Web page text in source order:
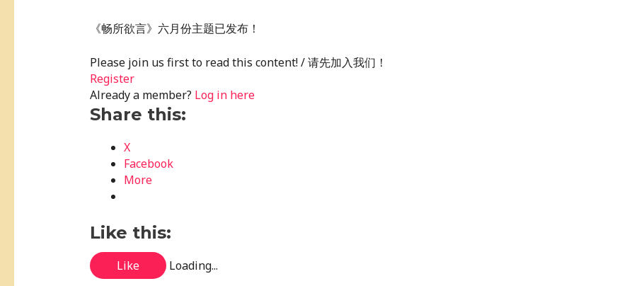
《畅所欲言》六月份主题已发布！
Please join us first to read this content! / 请先加入我们！
Register
Already a member? Log in here
Share this:
X
Facebook
More
Like this:
Like Loading...